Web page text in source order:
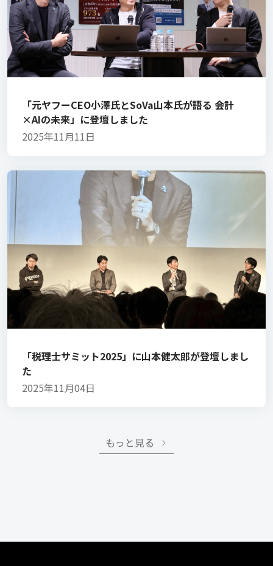
「元ヤフーCEO小澤氏とSoVa山本氏が語る 会計
×AIの未来」に登壇しました
2025年11月11日
「税理士サミット2025」に山本健太郎が登壇しまし
た
2025年11月04日
もっと見る